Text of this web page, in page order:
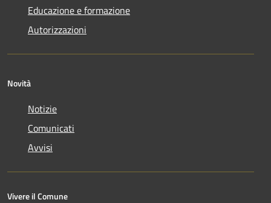
Educazione e formazione
Autorizzazioni
Novità
Notizie
Comunicati
Avvisi
Vivere il Comune